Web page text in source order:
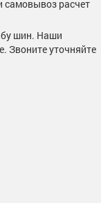
самовывоз расчет
бу шин. Наши
Звоните уточняйте